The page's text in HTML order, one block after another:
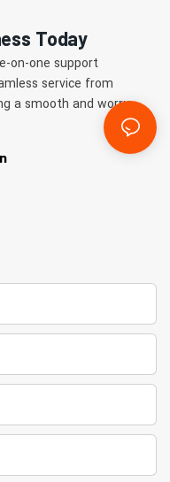
Today
on-one support
service from
a smooth and worry-